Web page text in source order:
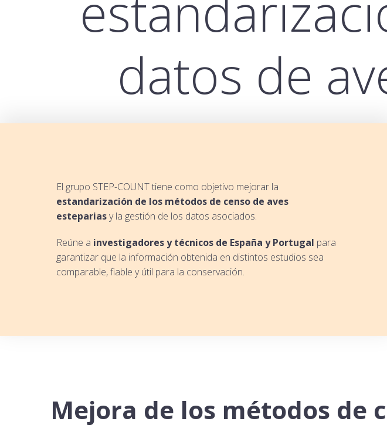
datos de
El grupo STEP-COUNT tiene como objetivo mejorar la
estandarización de los métodos de censo de aves
estepariasy la gestión de los datos asociados.
Reúne a investigadores y técnicos de España y Portugal para
garantizar que la información obtenida en distintos estudios sea
comparable, fiable y útil para la conservación.
Mejora de los métodos de